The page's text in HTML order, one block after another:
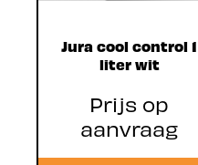
Jura cool control 1
liter wit
Prijs op
aanvraag